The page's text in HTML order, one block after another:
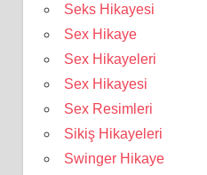
Seks Hikayesi
Sex Hikaye
Sex Hikayeleri
Sex Hikayesi
Sex Resimleri
Sikiş Hikayeleri
Swinger Hikaye